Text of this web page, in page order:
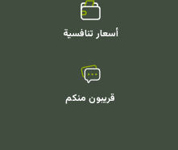
أسعار تنافسية
قريبون منكم